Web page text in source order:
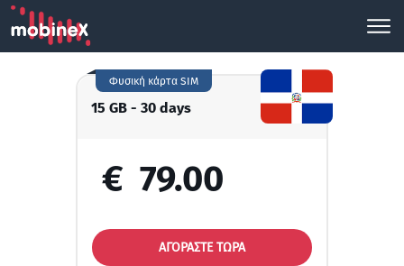
15 GB - 30 days
Φυσική κάρτα SIM
€ 79.00
ΑΓΟΡΑΣΤΕ ΤΩΡΑ